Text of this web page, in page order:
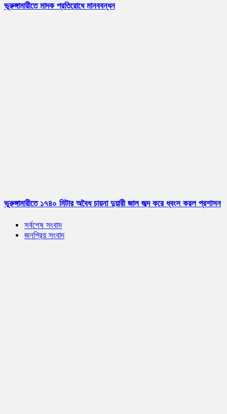
ভূরুঙ্গামারীতে মাদক প্রতিরোধে মানববন্ধন
ভূরুঙ্গামারীতে ১৭৪০ মিটার অবৈধ চায়না দুয়ারী জাল জব্দ করে ধ্বংস করল প্রশাসন
সর্বশেষ সংবাদ
জনপ্রিয় সংবাদ